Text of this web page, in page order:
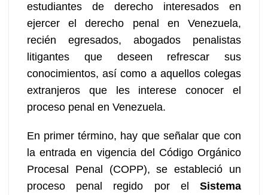
estudiantes de derecho interesados en
ejercer el derecho penal en Venezuela,
recién egresados, abogados penalistas
litigantes que deseen refrescar sus
conocimientos, así como a aquellos colegas
extranjeros que les interese conocer el
proceso penal en Venezuela.
En primer término, hay que señalar que con
la entrada en vigencia del Código Orgánico
Procesal Penal (COPP), se estableció un
proceso penal regido por el Sistema